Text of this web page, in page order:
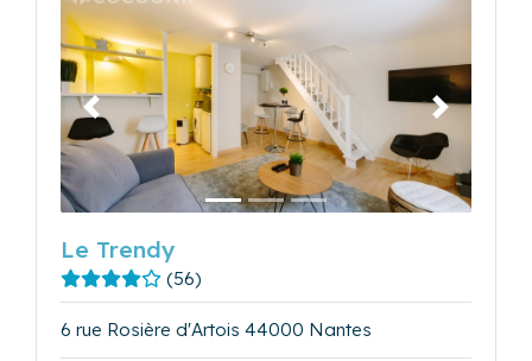
Précédent Suivant
Le Trendy
(56)
6 rue Rosière d'Artois 44000 Nantes